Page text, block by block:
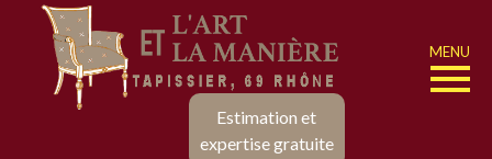
Estimation et
expertise gratuite
MENU